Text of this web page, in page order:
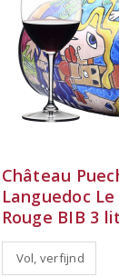
Château
Languedoc
Rouge BIB 3
Vol, verfijnd